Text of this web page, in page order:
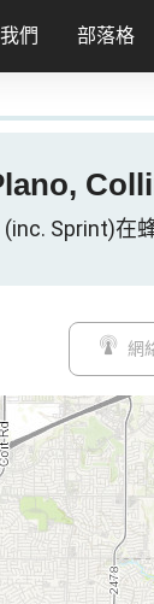
們 部落格
Sprint)在
網